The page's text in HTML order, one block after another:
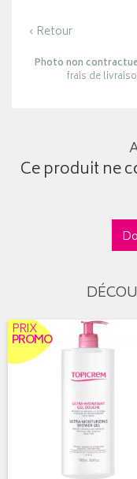
‹ Retour
Photo non
frais de
Ce produit ne
PRIX
PROMO